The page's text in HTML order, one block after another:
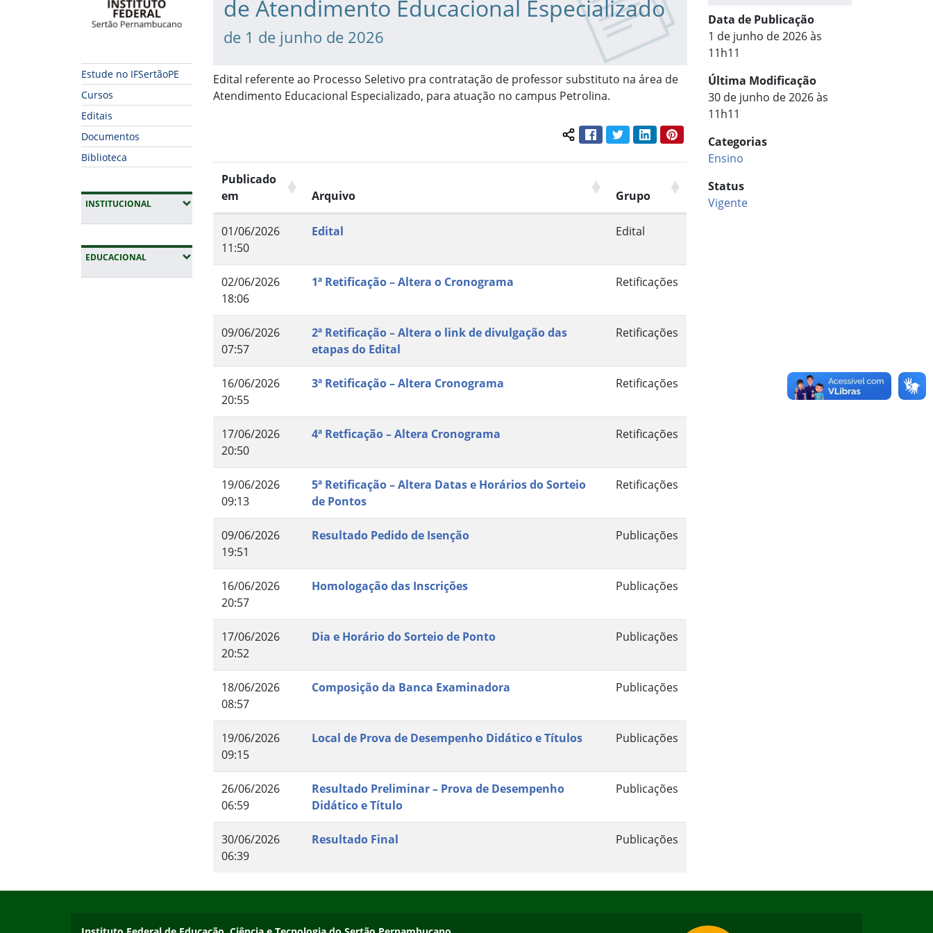
Estude no IFSertãoPE
Cursos
Editais
Documentos
Biblioteca
INSTITUCIONAL(EXPANDIR SUBMENUS)
EDUCACIONAL(EXPANDIR SUBMENUS)
de Atendimento Educacional Especializado
de 1 de junho de 2026
Edital referente ao Processo Seletivo pra contratação de professor substituto na área de
Atendimento Educacional Especializado, para atuação no campus Petrolina.
Compartilhar conteúdo:
FacebookTwitterLinkedInPinterest
Publicado
em
Arquivo Grupo
01/06/2026
11:50
Edital Edital
02/06/2026
18:06
1ª Retificação – Altera o Cronograma Retificações
09/06/2026
07:57
2ª Retificação – Altera o link de divulgação das
etapas do Edital
Retificações
16/06/2026
20:55
3ª Retificação – Altera Cronograma Retificações
17/06/2026
20:50
4ª Retficação – Altera Cronograma Retificações
19/06/2026
09:13
5ª Retificação – Altera Datas e Horários do Sorteio
de Pontos
Retificações
09/06/2026
19:51
Resultado Pedido de Isenção Publicações
16/06/2026
20:57
Homologação das Inscrições Publicações
17/06/2026
20:52
Dia e Horário do Sorteio de Ponto Publicações
18/06/2026
08:57
Composição da Banca Examinadora Publicações
19/06/2026
09:15
Local de Prova de Desempenho Didático e Títulos Publicações
26/06/2026
06:59
Resultado Preliminar – Prova de Desempenho
Didático e Título
Publicações
30/06/2026
06:39
Resultado Final Publicações
Data de Publicação
1 de junho de 2026 às
11h11
Última Modificação
30 de junho de 2026 às
11h11
Categorias
Ensino
Status
Vigente